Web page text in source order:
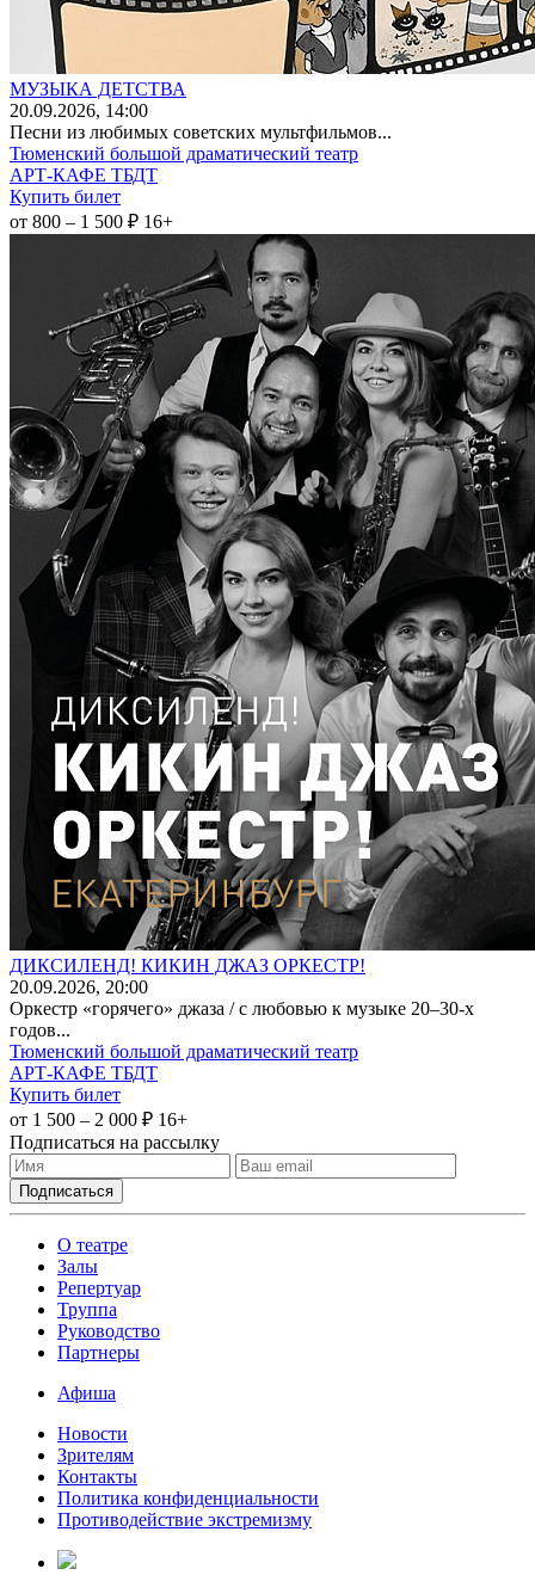
МУЗЫКА ДЕТСТВА
20.09.2026, 14:00
Песни из любимых советских мультфильмов...
Тюменский большой драматический театр
АРТ-КАФЕ ТБДТ
Купить билет
от 800 – 1 500 ₽ 16+
ДИКСИЛЕНД! КИКИН ДЖАЗ ОРКЕСТР!
20.09.2026, 20:00
Оркестр «горячего» джаза / с любовью к музыке 20–30-х
годов...
Тюменский большой драматический театр
АРТ-КАФЕ ТБДТ
Купить билет
от 1 500 – 2 000 ₽ 16+
Подписаться на рассылку
О театре
Залы
Репертуар
Труппа
Руководство
Партнеры
Афиша
Новости
Зрителям
Контакты
Политика конфиденциальности
Противодействие экстремизму